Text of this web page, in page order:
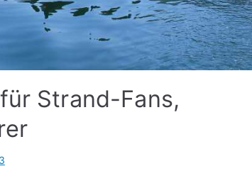
Strand-Fans,